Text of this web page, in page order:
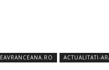
ACTUALITATI-